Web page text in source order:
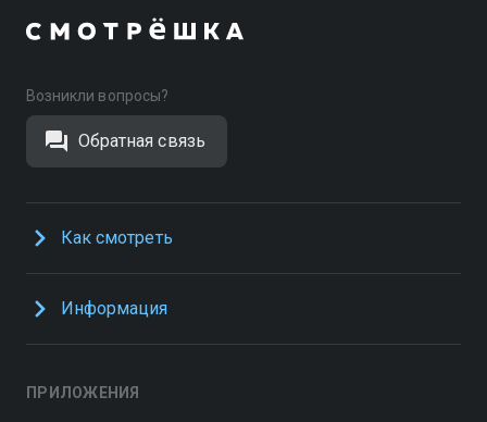
Возникли вопросы?
Обратная связь
Как смотреть
Информация
ПРИЛОЖЕНИЯ